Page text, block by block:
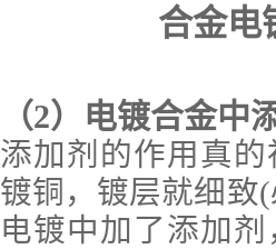
合金电
（2） 电镀合金中
添加剂的作用真
镀铜，镀层就细致
电镀中加了添加剂